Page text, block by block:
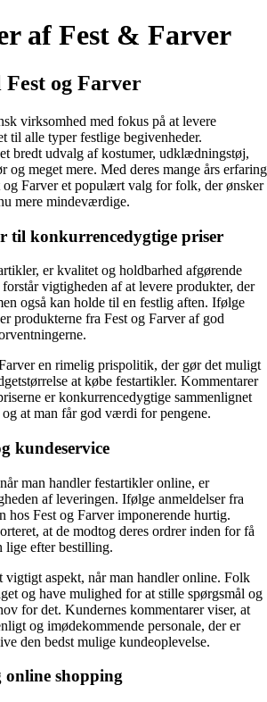
af Fest & Farver
og Farver
virksomhed med fokus på at levere
til alle typer festlige begivenheder.
bredt udvalg af kostumer, udklædningstøj,
og meget mere. Med deres mange års erfaring
og Farver et populært valg for folk, der ønsker
mere mindeværdige.
til konkurrencedygtige priser
er kvalitet og holdbarhed afgørende
vigtigheden af at levere produkter, der
også kan holde til en festlig aften. Ifølge
produkterne fra Fest og Farver af god
en rimelig prispolitik, der gør det muligt
at købe festartikler. Kommentarer
er konkurrencedygtige sammenlignet
at man får god værdi for pengene.
kundeservice
man handler festartikler online, er
af leveringen. Ifølge anmeldelser fra
hos Fest og Farver imponerende hurtig.
at de modtog deres ordrer inden for få
lige efter bestilling.
vigtigt aspekt, når man handler online. Folk
og have mulighed for at stille spørgsmål og
for det. Kundernes kommentarer viser, at
og imødekommende personale, der er
den bedst mulige kundeoplevelse.
online shopping